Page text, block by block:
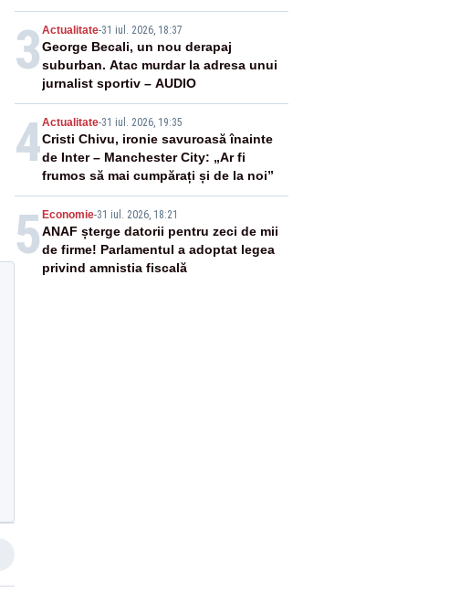
afectate
3 Actualitate-31 iul. 2026, 18:37
George Becali, un nou derapaj
suburban. Atac murdar la adresa unui
jurnalist sportiv – AUDIO
4Actualitate-31 iul. 2026, 19:35
Cristi Chivu, ironie savuroasă înainte
de Inter – Manchester City: „Ar fi
frumos să mai cumpărați și de la noi”
5 Economie-31 iul. 2026, 18:21
ANAF șterge datorii pentru zeci de mii
de firme! Parlamentul a adoptat legea
privind amnistia fiscală